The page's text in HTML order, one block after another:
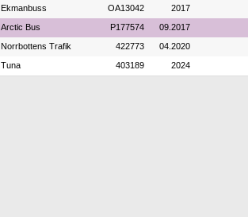
Ekmanbuss OA13042 2017
Arctic Bus P177574 09.2017
Norrbottens Trafik 422773 04.2020
Tuna 403189 2024